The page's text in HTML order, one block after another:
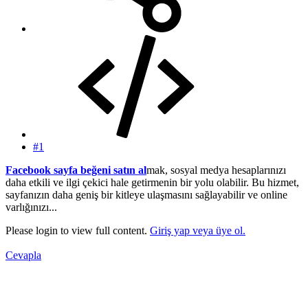
#1
Facebook sayfa beğeni satın almak, sosyal medya hesaplarınızı
daha etkili ve ilgi çekici hale getirmenin bir yolu olabilir. Bu hizmet,
sayfanızın daha geniş bir kitleye ulaşmasını sağlayabilir ve online
varlığınızı...
Please login to view full content. Giriş yap veya üye ol.
Cevapla